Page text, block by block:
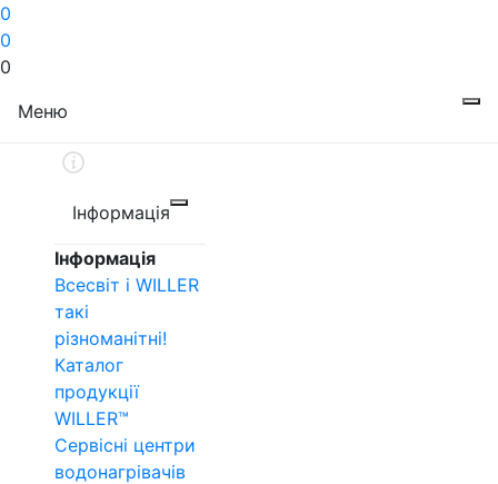
0
0
0
Меню
Інформація
Інформація
Всесвіт і WILLER
такі
різноманітні!
Каталог
продукції
WILLER™
Сервісні центри
водонагрівачів